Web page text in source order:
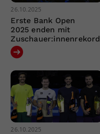
26.10.2025
Erste Bank Open
2025 enden mit
Zuschauer:innenrekord
26.10.2025